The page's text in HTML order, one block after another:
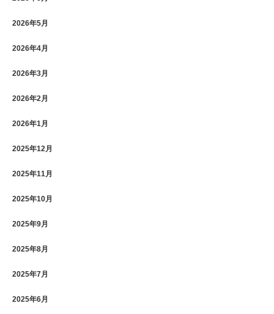
2026年5月
2026年4月
2026年3月
2026年2月
2026年1月
2025年12月
2025年11月
2025年10月
2025年9月
2025年8月
2025年7月
2025年6月